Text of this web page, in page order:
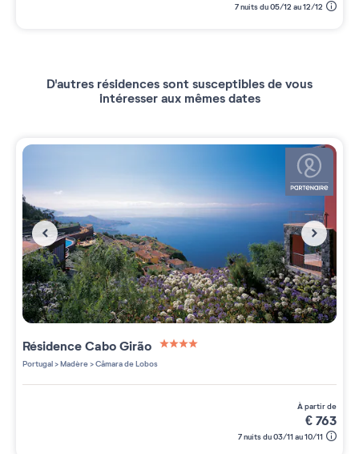
7 nuits du 05/12 au 12/12
D'autres résidences sont susceptibles de vous
intéresser aux mêmes dates
RésidenceCabo Girão
Portugal>Madère>Câmara de Lobos
à partir de
€763
7 nuits du 03/11 au 10/11